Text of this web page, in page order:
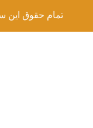
تمام حقوق این